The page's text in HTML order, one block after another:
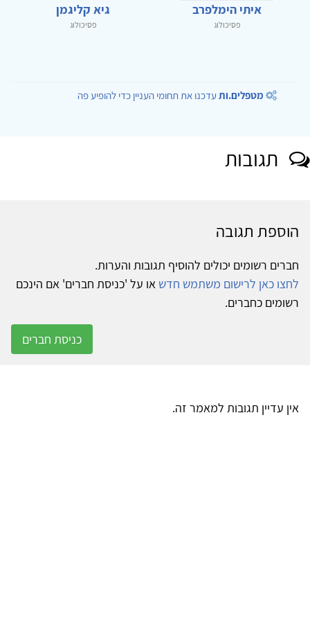
איתי הימלפרב
פסיכולוג
גיא קליגמן
פסיכולוג
מטפלים.ותעדכנו את תחומי העניין כדי להופיע פה
תגובות
הוספת תגובה
חברים רשומים יכולים להוסיף תגובות והערות.
לחצו כאן לרישום משתמש חדש או על 'כניסת חברים' אם הינכם
רשומים כחברים.
כניסת חברים
אין עדיין תגובות למאמר זה.